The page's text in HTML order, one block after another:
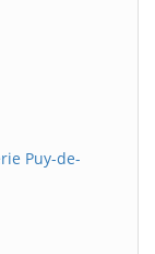
Puy-de-